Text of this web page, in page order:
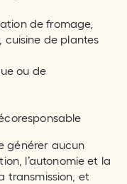
de fromage,
de plantes
ou de
générer aucun
l’autonomie et la
transmission, et